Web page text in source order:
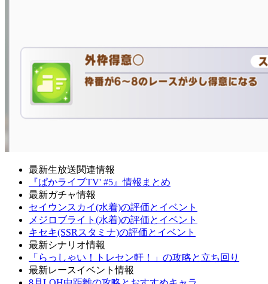
最新生放送関連情報
『ぱかライブTV' #5』情報まとめ
最新ガチャ情報
セイウンスカイ(水着)の評価とイベント
メジロブライト(水着)の評価とイベント
キセキ(SSRスタミナ)の評価とイベント
最新シナリオ情報
「らっしゃい！トレセン軒！」の攻略と立ち回り
最新レースイベント情報